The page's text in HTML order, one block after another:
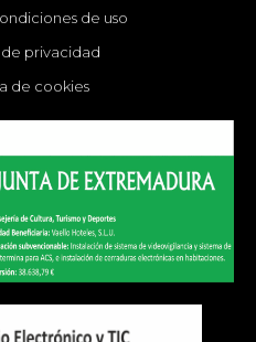
de uso
privacidad
de cookies